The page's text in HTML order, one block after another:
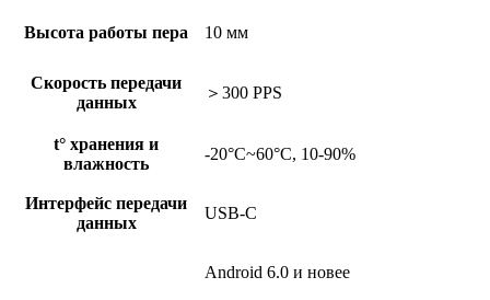
Высота работы пера 10 мм
Скорость передачи
данных
＞300 PPS
t° хранения и
влажность
-20°C~60°C, 10-90%
Интерфейс передачи
данных
USB-С
Android 6.0 и новее